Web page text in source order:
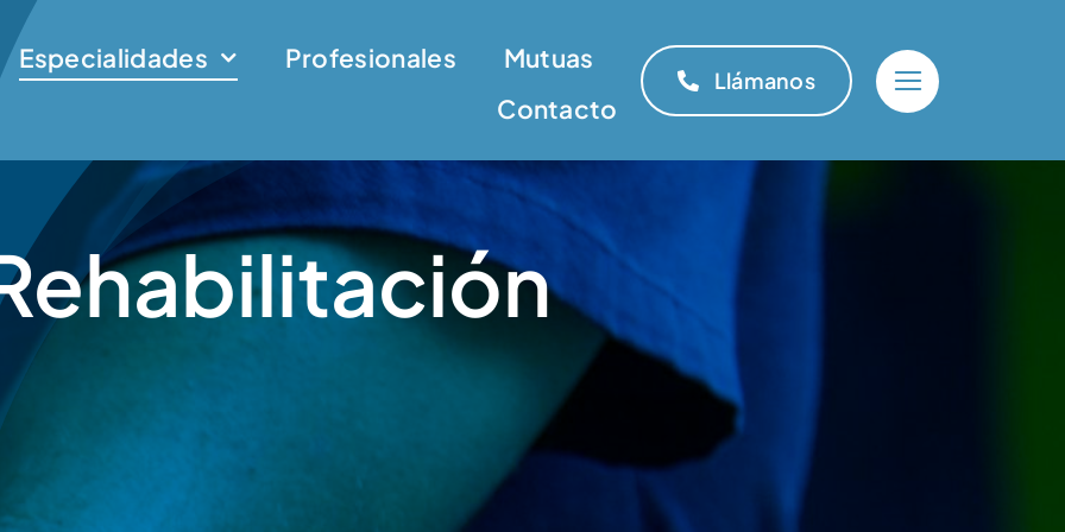
Especialidades Profesionales
Mutuas
Contacto
Llámanos